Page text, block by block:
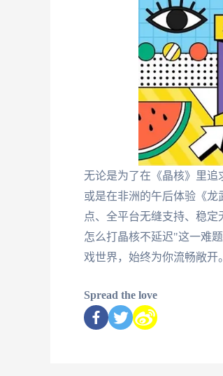
无论是为了在《晶核》里追
或是在非洲的午后体验《
点、全平台无缝支持、稳
怎么打晶核不延迟"这一难
戏世界，始终为你流畅敞开。
Spread the love